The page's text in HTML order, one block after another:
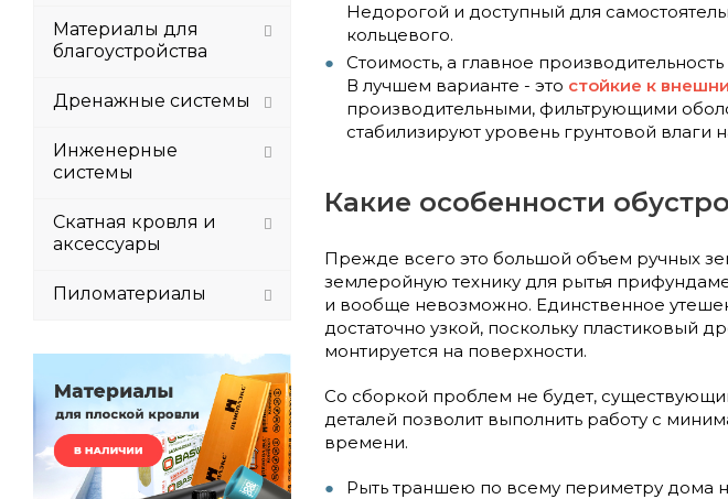
Недорогой и доступный для
кольцевого.
Стоимость, а главное
В лучшем варианте - это стойкие к
производительными, фильтрующими
стабилизируют уровень грунтовой влаги
Какие особенности
Прежде всего это большой объем ручных
землеройную технику для рытья
и вообще невозможно. Единственное
достаточно узкой, поскольку пластиковый
монтируется на поверхности.
Со сборкой проблем не будет,
деталей позволит выполнить работу с
времени.
Рыть траншею по всему периметру дома
Материалы для
благоустройства
Дренажные системы
Инженерные
системы
Скатная кровля и
аксессуары
Пиломатериалы